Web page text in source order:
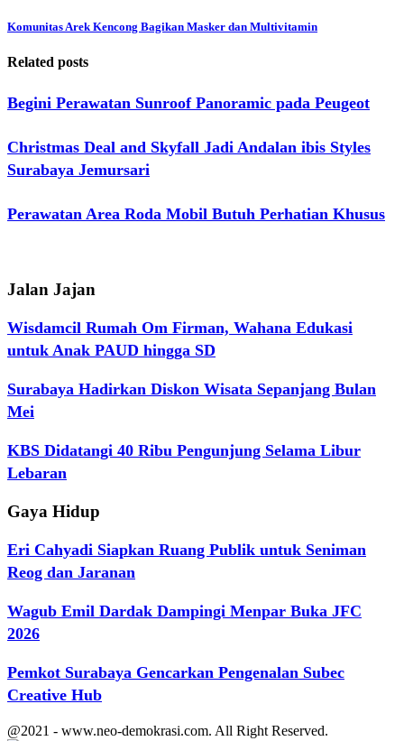
Komunitas Arek Kencong Bagikan Masker dan Multivitamin
Related posts
Begini Perawatan Sunroof Panoramic pada Peugeot
Christmas Deal and Skyfall Jadi Andalan ibis Styles
Surabaya Jemursari
Perawatan Area Roda Mobil Butuh Perhatian Khusus
Jalan Jajan
Wisdamcil Rumah Om Firman, Wahana Edukasi
untuk Anak PAUD hingga SD
Surabaya Hadirkan Diskon Wisata Sepanjang Bulan
Mei
KBS Didatangi 40 Ribu Pengunjung Selama Libur
Lebaran
Gaya Hidup
Eri Cahyadi Siapkan Ruang Publik untuk Seniman
Reog dan Jaranan
Wagub Emil Dardak Dampingi Menpar Buka JFC
2026
Pemkot Surabaya Gencarkan Pengenalan Subec
Creative Hub
@2021 - www.neo-demokrasi.com. All Right Reserved.